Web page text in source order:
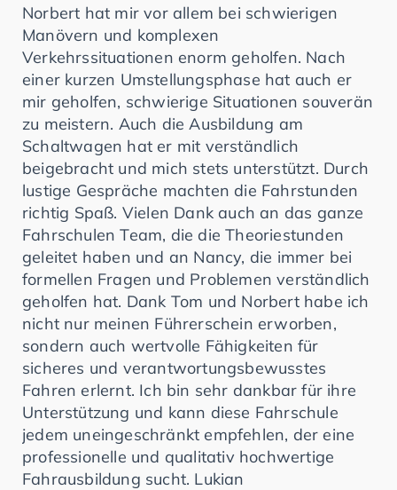
Norbert hat mir vor allem bei schwierigen
Manövern und komplexen
Verkehrssituationen enorm geholfen. Nach
einer kurzen Umstellungsphase hat auch er
mir geholfen, schwierige Situationen souverän
zu meistern. Auch die Ausbildung am
Schaltwagen hat er mit verständlich
beigebracht und mich stets unterstützt. Durch
lustige Gespräche machten die Fahrstunden
richtig Spaß. Vielen Dank auch an das ganze
Fahrschulen Team, die die Theoriestunden
geleitet haben und an Nancy, die immer bei
formellen Fragen und Problemen verständlich
geholfen hat. Dank Tom und Norbert habe ich
nicht nur meinen Führerschein erworben,
sondern auch wertvolle Fähigkeiten für
sicheres und verantwortungsbewusstes
Fahren erlernt. Ich bin sehr dankbar für ihre
Unterstützung und kann diese Fahrschule
jedem uneingeschränkt empfehlen, der eine
professionelle und qualitativ hochwertige
Fahrausbildung sucht. Lukian